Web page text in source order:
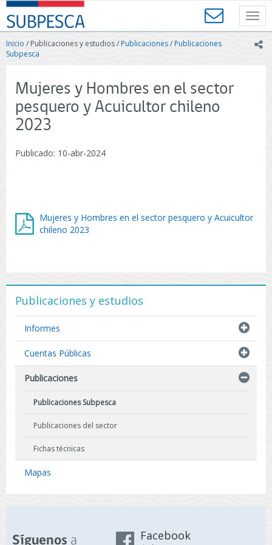
Contenido
principal
SUBPESCA
-
Subsecretaría
de
Acuicultura
Gobierno
de
Inicio / Publicaciones y estudios /Publicaciones/Publicaciones
Subpesca
Mujeres y Hombres en el sector
pesquero y Acuicultor chileno
2023
Publicado: 10-abr-2024
Mujeres y Hombres en el sector pesquero y Acuicultor
chileno 2023
Publicaciones y estudios
Informes
Cuentas Públicas
Publicaciones
Publicaciones Subpesca
Publicaciones del sector
Fichas técnicas
Mapas
Síguenos a Facebook